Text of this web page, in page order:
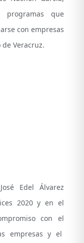
que
con empresas
Veracruz.
Edel Álvarez
2020 y en el
con el
empresas y el